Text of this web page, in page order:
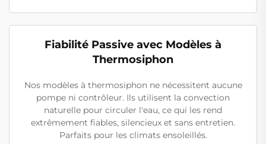
Fiabilité Passive avec Modèles à
Thermosiphon
Nos modèles à thermosiphon ne nécessitent aucune
pompe ni contrôleur. Ils utilisent la convection
naturelle pour circuler l'eau, ce qui les rend
extrêmement fiables, silencieux et sans entretien.
Parfaits pour les climats ensoleillés.